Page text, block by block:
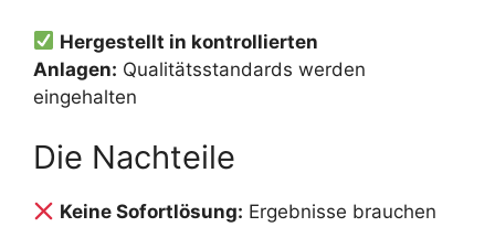
Hergestellt in kontrollierten
Anlagen: Qualitätsstandards werden
eingehalten
Die Nachteile
Keine Sofortlösung: Ergebnisse brauchen